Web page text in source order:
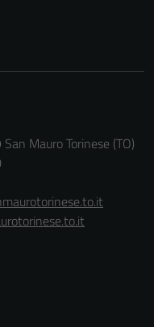
Mauro Torinese (TO)